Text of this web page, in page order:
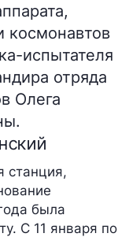
космонавтов
испытателя
отряда
Олега
станция,
была
С 11 января по